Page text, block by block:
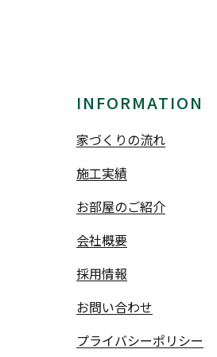
INFORMATION
家づくりの流れ
施工実績
お部屋のご紹介
会社概要
採用情報
お問い合わせ
プライバシーポリシー